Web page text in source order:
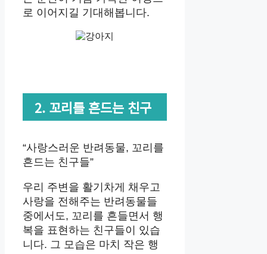
로 이어지길 기대해봅니다.
2. 꼬리를 흔드는 친구
“사랑스러운 반려동물, 꼬리를
흔드는 친구들”
우리 주변을 활기차게 채우고
사랑을 전해주는 반려동물들
중에서도, 꼬리를 흔들면서 행
복을 표현하는 친구들이 있습
니다. 그 모습은 마치 작은 행